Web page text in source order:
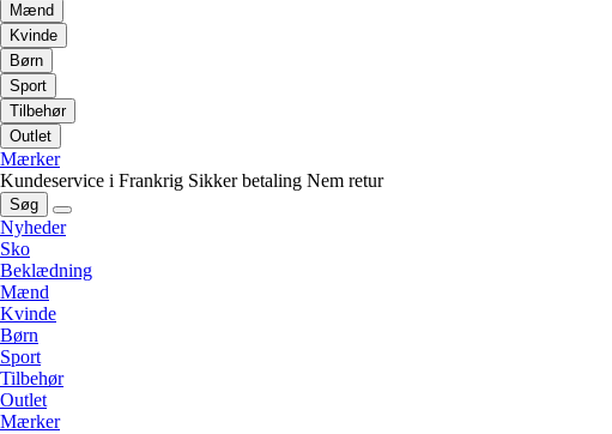
Mænd
Kvinde
Børn
Sport
Tilbehør
Outlet
Mærker
Kundeservice i Frankrig Sikker betaling Nem retur
Søg
Nyheder
Sko
Beklædning
Mænd
Kvinde
Børn
Sport
Tilbehør
Outlet
Mærker